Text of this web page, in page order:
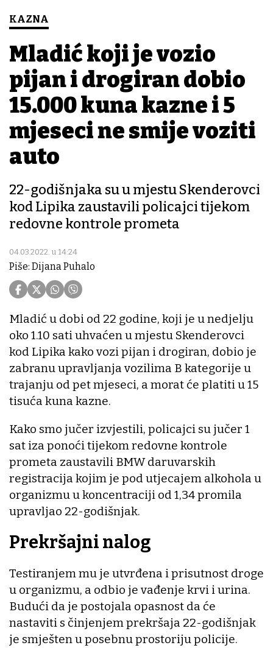
KAZNA
Mladić koji je vozio
pijan i drogiran dobio
15.000 kuna kazne i 5
mjeseci ne smije voziti
auto
22-godišnjaka su u mjestu Skenderovci
kod Lipika zaustavili policajci tijekom
redovne kontrole prometa
04.03.2022. u 14:24
Piše: Dijana Puhalo
Mladić u dobi od 22 godine, koji je u nedjelju
oko 1.10 sati uhvaćen u mjestu Skenderovci
kod Lipika kako vozi pijan i drogiran, dobio je
zabranu upravljanja vozilima B kategorije u
trajanju od pet mjeseci, a morat će platiti u 15
tisuća kuna kazne.
Kako smo jučer izvjestili, policajci su jučer 1
sat iza ponoći tijekom redovne kontrole
prometa zaustavili BMW daruvarskih
registracija kojim je pod utjecajem alkohola u
organizmu u koncentraciji od 1,34 promila
upravljao 22-godišnjak.
Prekršajni nalog
Testiranjem mu je utvrđena i prisutnost droge
u organizmu, a odbio je vađenje krvi i urina.
Budući da je postojala opasnost da će
nastaviti s činjenjem prekršaja 22-godišnjak
je smješten u posebnu prostoriju policije.